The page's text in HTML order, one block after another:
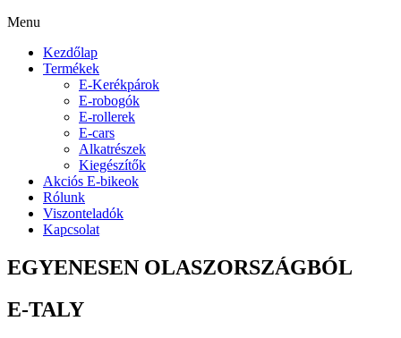
Menu
Kezdőlap
Termékek
E-Kerékpárok
E-robogók
E-rollerek
E-cars
Alkatrészek
Kiegészítők
Akciós E-bikeok
Rólunk
Viszonteladók
Kapcsolat
EGYENESEN OLASZORSZÁGBÓL
E-TALY